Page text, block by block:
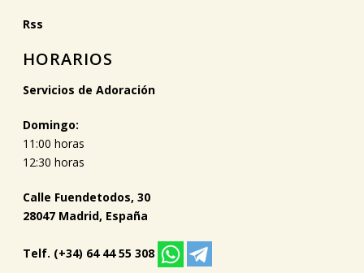
Rss
HORARIOS
Servicios de Adoración
Domingo:
11:00 horas
12:30 horas
Calle Fuendetodos, 30
28047 Madrid, España
Telf. (+34) 64 44 55 308